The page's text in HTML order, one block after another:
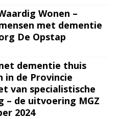
Wonen –
met dementie
De Opstap
dementie thuis
in de Provincie
van specialistische
– de uitvoering MGZ
2024